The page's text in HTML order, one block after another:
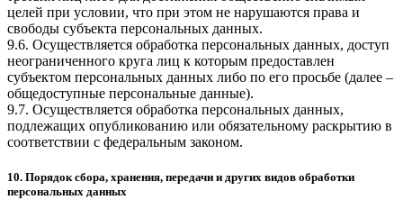
целей при условии, что при этом не нарушаются права и
свободы субъекта персональных данных.
9.6. Осуществляется обработка персональных данных, доступ
неограниченного круга лиц к которым предоставлен
субъектом персональных данных либо по его просьбе (далее –
общедоступные персональные данные).
9.7. Осуществляется обработка персональных данных,
подлежащих опубликованию или обязательному раскрытию в
соответствии с федеральным законом.
10. Порядок сбора, хранения, передачи и других видов обработки
персональных данных